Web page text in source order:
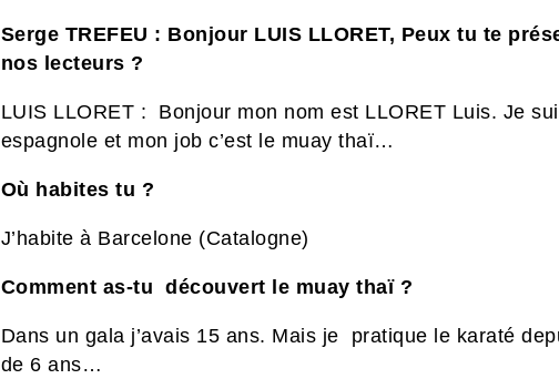
Serge TREFEU : Bonjour LUIS LLORET, Peux tu te
nos lecteurs ?
LUIS LLORET : Bonjour mon nom est LLORET Luis. Je
espagnole et mon job c’est le muay thaï…
Où habites tu ?
J’habite à Barcelone (Catalogne)
Comment as-tu découvert le muay thaï ?
Dans un gala j’avais 15 ans. Mais je pratique le karaté
de 6 ans…